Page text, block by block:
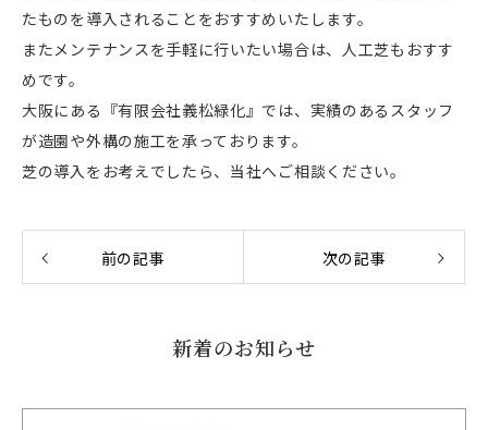
たものを導入されることをおすすめいたします。
またメンテナンスを手軽に行いたい場合は、人工芝もおすす
めです。
大阪にある『有限会社義松緑化』では、実績のあるスタッフ
が造園や外構の施工を承っております。
芝の導入をお考えでしたら、当社へご相談ください。
前の記事 次の記事
新着のお知らせ